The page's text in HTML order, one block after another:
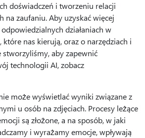
doświadczeń i tworzeniu relacji
na zaufaniu. Aby uzyskać więcej
działaniach w
które nas kierują, oraz o narzędziach i
aby zapewnić
technologii AI, zobacz
może wyświetlać wyniki związane z
u osób na zdjęciach. Procesy leżące
są złożone, a na sposób, w jaki
i wyrażamy emocje, wpływają